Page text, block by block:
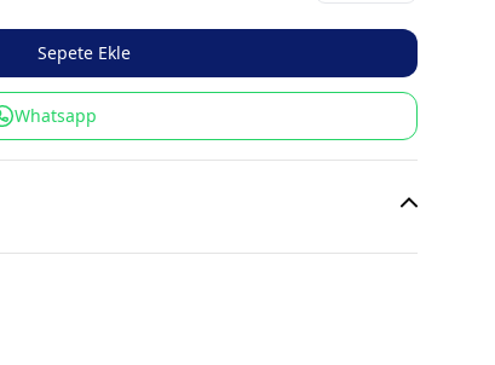
Sepete Ekle
Whatsapp